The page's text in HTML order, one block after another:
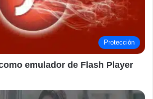
Protección
emulador de Flash Player